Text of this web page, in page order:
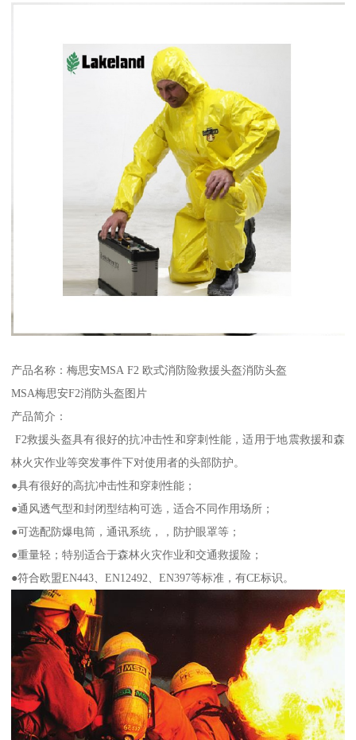
产品名称：梅思安MSA F2 欧式消防险救援头盔消防头盔
MSA梅思安F2消防头盔图片
产品简介：
F2救援头盔具有很好的抗冲击性和穿刺性能，适用于地震救援和森
林火灾作业等突发事件下对使用者的头部防护。
●具有很好的高抗冲击性和穿刺性能；
●通风透气型和封闭型结构可选，适合不同作用场所；
●可选配防爆电筒，通讯系统，，防护眼罩等；
●重量轻；特别适合于森林火灾作业和交通救援险；
●符合欧盟EN443、EN12492、EN397等标准，有CE标识。